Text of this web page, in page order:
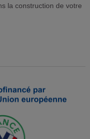
la construction de votre